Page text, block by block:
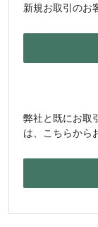
新規お取引のお
弊社と既にお取
は、こちらから